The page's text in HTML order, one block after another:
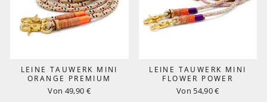
LEINE TAUWERK MINI
ORANGE PREMIUM
Von 49,90 €
LEINE TAUWERK MINI
FLOWER POWER
Von 54,90 €